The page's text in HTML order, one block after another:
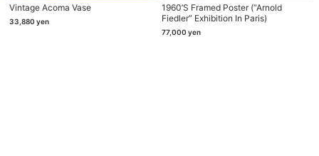
Vintage Acoma Vase
33,880 yen
1960’s Framed Poster (“Arnold
Fiedler” Exhibition In Paris)
77,000 yen